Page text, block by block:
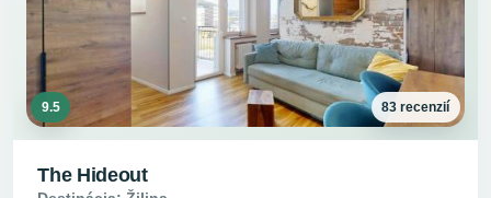
9.5 83 recenzií
The Hideout